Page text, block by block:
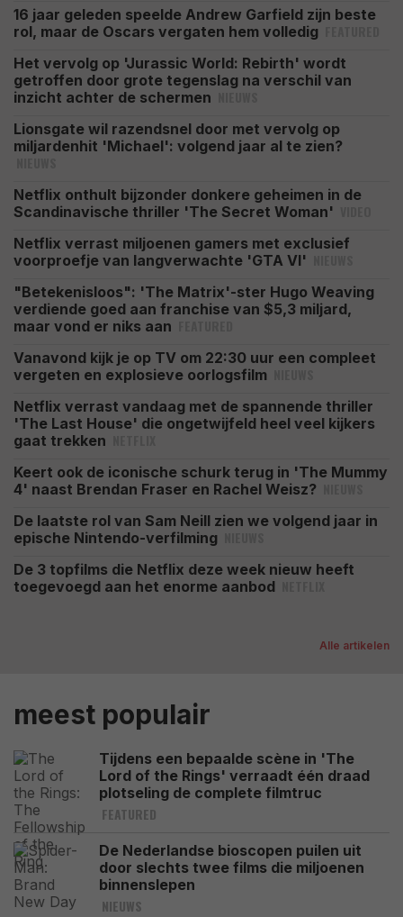
16 jaar geleden speelde Andrew Garfield zijn beste
rol, maar de Oscars vergaten hem volledig
Het vervolg op 'Jurassic World: Rebirth' wordt
getroffen door grote tegenslag na verschil van
inzicht achter de schermen
Lionsgate wil razendsnel door met vervolg op
miljardenhit 'Michael': volgend jaar al te zien?
Netflix onthult bijzonder donkere geheimen in de
Scandinavische thriller 'The Secret Woman'
Netflix verrast miljoenen gamers met exclusief
voorproefje van langverwachte 'GTA VI'
"Betekenisloos": 'The Matrix'-ster Hugo Weaving
verdiende goed aan franchise van $5,3 miljard,
maar vond er niks aan
Vanavond kijk je op TV om 22:30 uur een compleet
vergeten en explosieve oorlogsfilm
Netflix verrast vandaag met de spannende thriller
'The Last House' die ongetwijfeld heel veel kijkers
gaat trekken
Keert ook de iconische schurk terug in 'The Mummy
4' naast Brendan Fraser en Rachel Weisz?
De laatste rol van Sam Neill zien we volgend jaar in
epische Nintendo-verfilming
De 3 topfilms die Netflix deze week nieuw heeft
toegevoegd aan het enorme aanbod
Alle artikelen
meest populair
Tijdens een bepaalde scène in 'The
Lord of the Rings' verraadt één draad
plotseling de complete filmtruc
FEATURED
De Nederlandse bioscopen puilen uit
door slechts twee films die miljoenen
binnenslepen
NIEUWS